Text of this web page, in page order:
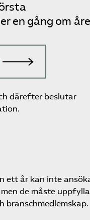
en gång om
därefter beslutar
ett år kan inte
de måste
branschmedlemskap.